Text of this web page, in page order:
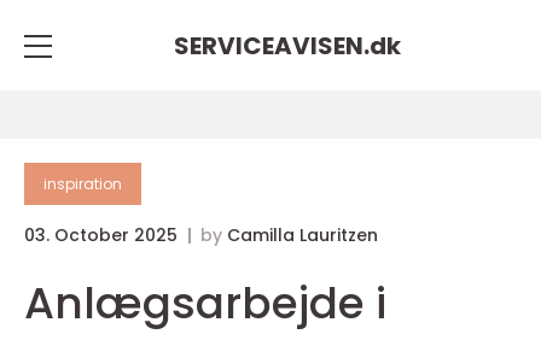
SERVICEAVISEN.dk
inspiration
03. October 2025 by Camilla Lauritzen
Anlægsarbejde i